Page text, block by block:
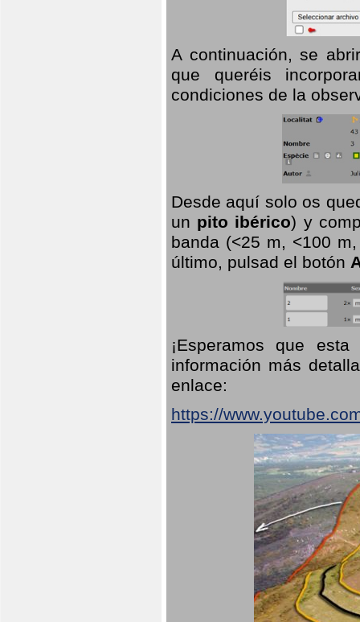
A continuación, se
que queréis
condiciones de la
Desde aquí solo os
un pito ibérico) y
banda (<25 m, <100
último, pulsad el botón
¡Esperamos que
información más
enlace:
https://